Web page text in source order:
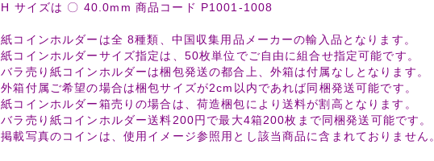
H サイズは 〇 40.0mm 商品コード P1001-1008
紙コインホルダーは全 8種類、中国収集用品メーカーの輸入品となります。
紙コインホルダーサイズ指定は、50枚単位でご自由に組合せ指定可能です。
バラ売り紙コインホルダーは梱包発送の都合上、外箱は付属なしとなります。
外箱付属ご希望の場合は梱包サイズが2cm以内であれば同梱発送可能です。
紙コインホルダー箱売りの場合は、荷造梱包により送料が割高となります。
バラ売り紙コインホルダー送料200円で最大4箱200枚まで同梱発送可能です。
掲載写真のコインは、使用イメージ参照用とし該当商品に含まれておりません